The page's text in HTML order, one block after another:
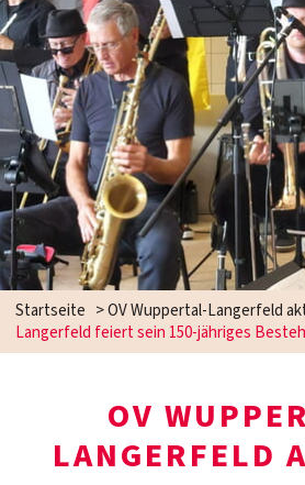
Startseite >OV Wuppertal-Langerfeld
Langerfeld feiert sein 150-jähriges
OV
LANGERFELD